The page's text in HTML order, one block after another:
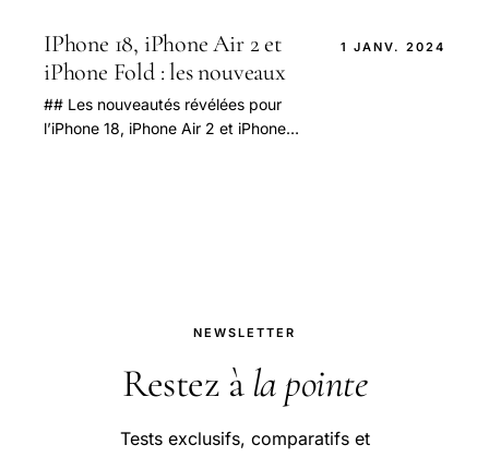
IPhone 18, iPhone Air 2 et
iPhone Fold : les nouveaux
## Les nouveautés révélées pour
l’iPhone 18, iPhone Air 2 et iPhone
1 JANV. 2024
NEWSLETTER
Restez à la pointe
Tests exclusifs, comparatifs et